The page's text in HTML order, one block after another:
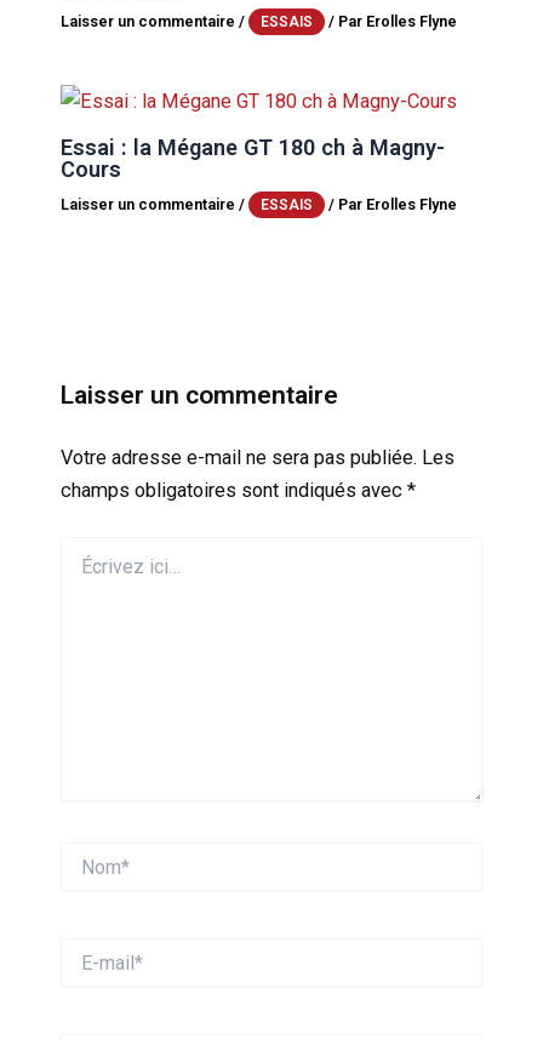
Laisser un commentaire / ESSAIS / Par Erolles Flyne
Essai : la Mégane GT 180 ch à Magny-
Cours
Laisser un commentaire / ESSAIS / Par Erolles Flyne
Laisser un commentaire
Votre adresse e-mail ne sera pas publiée. Les
champs obligatoires sont indiqués avec *
ici…
mail*